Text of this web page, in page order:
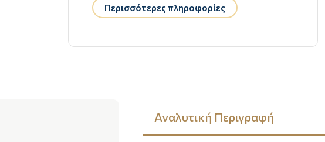
Περισσότερες πληροφορίες
Αναλυτική Περιγραφή